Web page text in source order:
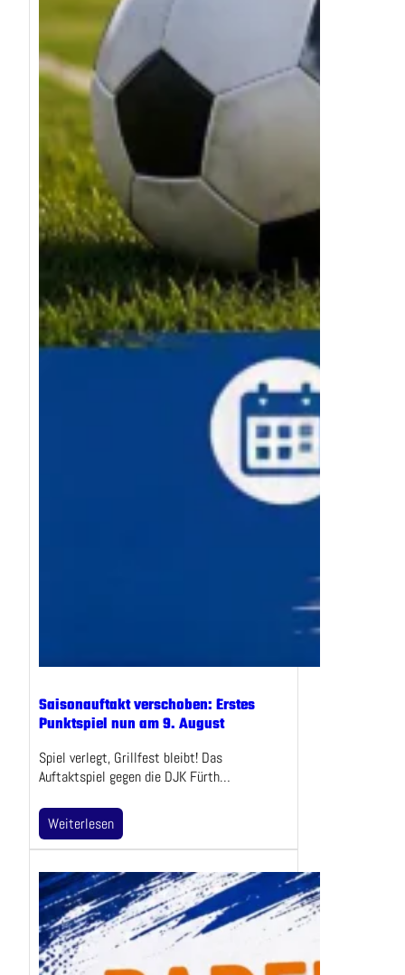
Saisonauftakt verschoben: Erstes
Punktspiel nun am 9. August
Spiel verlegt, Grillfest bleibt! Das
Auftaktspiel gegen die DJK Fürth…
Weiterlesen